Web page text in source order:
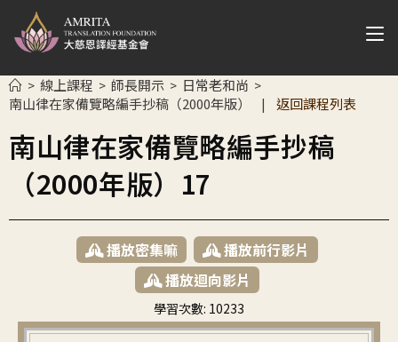
> 線上課程 > 師長開示 > 日常老和尚 >
南山律在家備覽略編手抄稿（2000年版） | 返回課程列表
南山律在家備覽略編手抄稿
（2000年版）17
播放密集嘛
播放前行影片
播放迴向影片
學習次數: 10233
繁中